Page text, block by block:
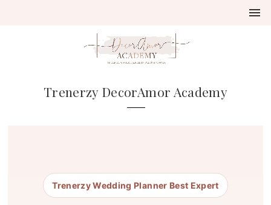
Trenerzy DecorAmor Academy
Trenerzy Wedding Planner Best Expert